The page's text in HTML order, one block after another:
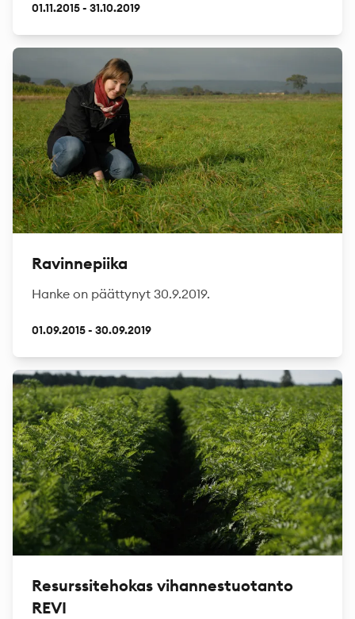
01.11.2015 - 31.10.2019
Ravinnepiika
Hanke on päättynyt 30.9.2019.
01.09.2015 - 30.09.2019
Resurssitehokas vihannestuotanto
REVI